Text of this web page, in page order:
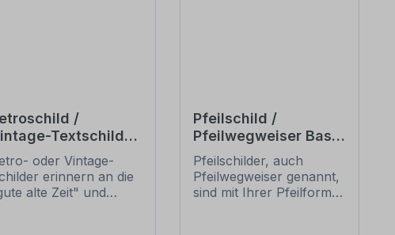
/
Textschild
oder Vintage-
erinnern an die
alte Zeit" und
Pfeilschild /
Pfeilwegweiser Base
Camp
Pfeilschilder, auch
Pfeilwegweiser genannt,
sind mit Ihrer Pfeilform